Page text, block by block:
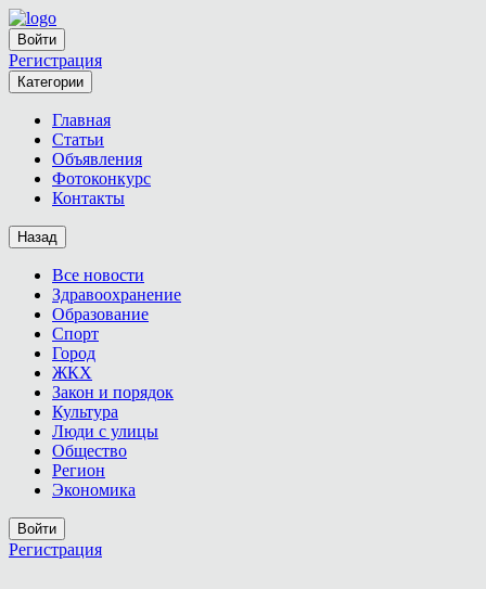
Войти
Регистрация
Категории
Главная
Статьи
Объявления
Фотоконкурс
Контакты
Назад
Все новости
Здравоохранение
Образование
Спорт
Город
ЖКХ
Закон и порядок
Культура
Люди с улицы
Общество
Регион
Экономика
Войти
Регистрация